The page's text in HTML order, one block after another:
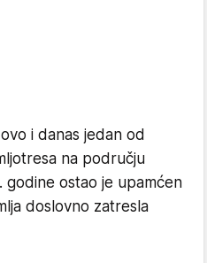
i danas jedan od
na području
godine ostao je upamćen
doslovno zatresla